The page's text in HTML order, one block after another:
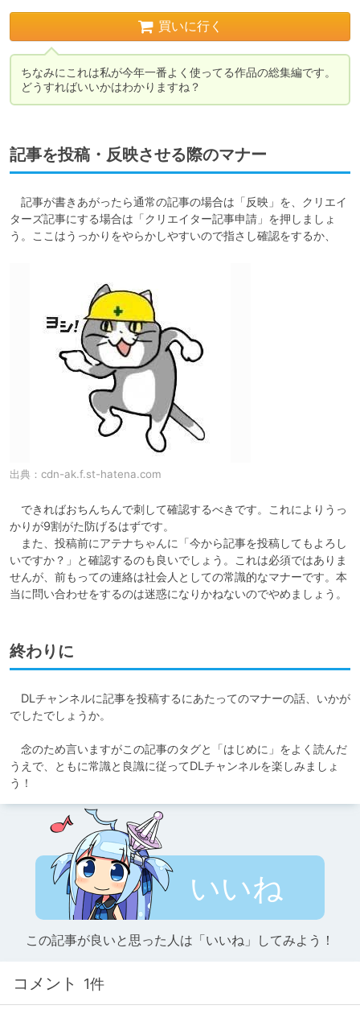
買いに行く
ちなみにこれは私が今年一番よく使ってる作品の総集編です。
どうすればいいかはわかりますね？
記事を投稿・反映させる際のマナー
記事が書きあがったら通常の記事の場合は「反映」を、クリエイ
ターズ記事にする場合は「クリエイター記事申請」を押しましょ
う。ここはうっかりをやらかしやすいので指さし確認をするか、
出典： cdn-ak.f.st-hatena.com
できればおちんちんで刺して確認するべきです。これによりうっ
かりが9割がた防げるはずです。
また、投稿前にアテナちゃんに「今から記事を投稿してもよろし
いですか？」と確認するのも良いでしょう。これは必須ではありま
せんが、前もっての連絡は社会人としての常識的なマナーです。本
当に問い合わせをするのは迷惑になりかねないのでやめましょう。
終わりに
DLチャンネルに記事を投稿するにあたってのマナーの話、いかが
でしたでしょうか。
念のため言いますがこの記事のタグと「はじめに」をよく読んだ
うえで、ともに常識と良識に従ってDLチャンネルを楽しみましょ
う！
いいね
この記事が良いと思った人は「いいね」してみよう！
コメント 1件